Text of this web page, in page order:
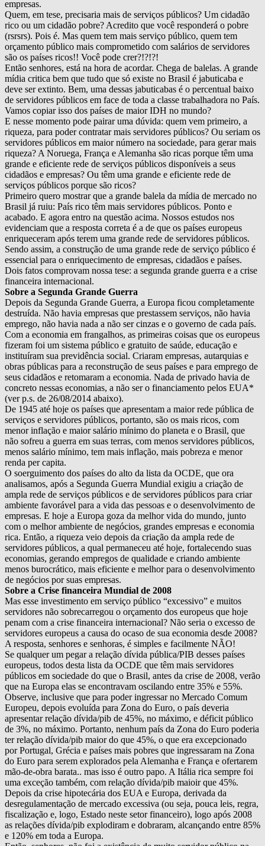
empresas.
Quem, em tese, precisaria mais de serviços públicos? Um cidadão
rico ou um cidadão pobre? Acredito que você responderá o pobre
(rsrsrs). Pois é. Mas quem tem mais serviço público, quem tem
orçamento público mais comprometido com salários de servidores
são os países ricos!! Você pode crer?!?!?!
Então senhores, está na hora de acordar. Chega de balelas. A grande
mídia critica bem que tudo que só existe no Brasil é jabuticaba e
deve ser extinto. Bem, uma dessas jabuticabas é o percentual baixo
de servidores públicos em face de toda a classe trabalhadora no País.
Vamos copiar isso dos países de maior IDH no mundo?
E nesse momento pode pairar uma dúvida: quem vem primeiro, a
riqueza, para poder contratar mais servidores públicos? Ou seriam os
servidores públicos em maior número na sociedade, para gerar mais
riqueza? A Noruega, França e Alemanha são ricas porque têm uma
grande e eficiente rede de serviços públicos disponíveis a seus
cidadãos e empresas? Ou têm uma grande e eficiente rede de
serviços públicos porque são ricos?
Primeiro quero mostrar que a grande balela da mídia de mercado no
Brasil já ruiu: País rico têm mais servidores públicos. Ponto e
acabado. E agora entro na questão acima. Nossos estudos nos
evidenciam que a resposta correta é a de que os países europeus
enriqueceram após terem uma grande rede de servidores públicos.
Sendo assim, a construção de uma grande rede de serviço público é
essencial para o enriquecimento de empresas, cidadãos e países.
Dois fatos comprovam nossa tese: a segunda grande guerra e a crise
financeira internacional.
Sobre a Segunda Grande Guerra
Depois da Segunda Grande Guerra, a Europa ficou completamente
destruída. Não havia empresas que prestassem serviços, não havia
emprego, não havia nada a não ser cinzas e o governo de cada país.
Com a economia em frangalhos, as primeiras coisas que os europeus
fizeram foi um sistema público e gratuito de saúde, educação e
instituíram sua previdência social. Criaram empresas, autarquias e
obras públicas para a reconstrução de seus países e para emprego de
seus cidadãos e retomaram a economia. Nada de privado havia de
concreto nessas economias, a não ser o financiamento pelos EUA*
(ver p.s. de 26/08/2014 abaixo).
De 1945 até hoje os países que apresentam a maior rede pública de
serviços e servidores públicos, portanto, são os mais ricos, com
menor inflação e maior salário mínimo do planeta e o Brasil, que
não sofreu a guerra em suas terras, com menos servidores públicos,
menos salário mínimo, tem mais inflação, mais pobreza e menor
renda per capita.
O soerguimento dos países do alto da lista da OCDE, que ora
analisamos, após a Segunda Guerra Mundial exigiu a criação de
ampla rede de serviços públicos e de servidores públicos para criar
ambiente favorável para a vida das pessoas e o desenvolvimento de
empresas. E hoje a Europa goza da melhor vida do mundo, junto
com o melhor ambiente de negócios, grandes empresas e economia
rica. Então, a riqueza veio depois da criação da ampla rede de
servidores públicos, a qual permaneceu até hoje, fortalecendo suas
economias, gerando empregos de qualidade e criando ambiente
menos burocrático, mais eficiente e melhor para o desenvolvimento
de negócios por suas empresas.
Sobre a Crise financeira Mundial de 2008
Mas esse investimento em serviço público “excessivo” e muitos
servidores não sobrecarregou o orçamento dos europeus que hoje
penam com a crise financeira internacional? Não seria o excesso de
servidores europeus a causa do ocaso de sua economia desde 2008?
A resposta, senhores e senhoras, é simples e facilmente NÃO!
Se qualquer um pegar a relação dívida pública/PIB desses países
europeus, todos desta lista da OCDE que têm mais servidores
públicos em sociedade do que o Brasil, antes da crise de 2008, verão
que na Europa elas se encontravam oscilando entre 35% e 55%.
Observe, inclusive que para poder ingressar no Mercado Comum
Europeu, depois evoluída para Zona do Euro, o país deveria
apresentar relação dívida/pib de 45%, no máximo, e déficit público
de 3%, no máximo. Portanto, nenhum país da Zona do Euro poderia
ter relação dívida/pib maior do que 45%, o que era excepcionado
por Portugal, Grécia e países mais pobres que ingressaram na Zona
do Euro para serem explorados pela Alemanha e França e ofertarem
mão-de-obra barata.. mas isso é outro papo. A Itália rica sempre foi
uma exceção também, com relação dívida/pib maioir que 45%.
Depois da crise hipotecária dos EUA e Europa, derivada da
desregulamentação de mercado excessiva (ou seja, pouca leis, regra,
fiscalização e, logo, Estado neste setor financeiro), logo após 2008
as relações dívida/pib explodiram e dobraram, alcançando entre 85%
e 120% em toda a Europa.